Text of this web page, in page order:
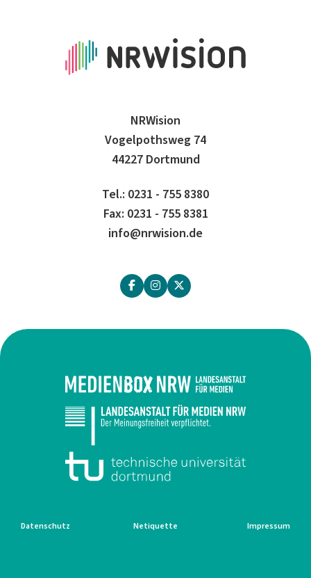
NRWision
Vogelpothsweg 74
44227 Dortmund
Tel.: 0231 - 755 8380
Fax: 0231 - 755 8381
info@nrwision.de
Datenschutz Netiquette Impressum